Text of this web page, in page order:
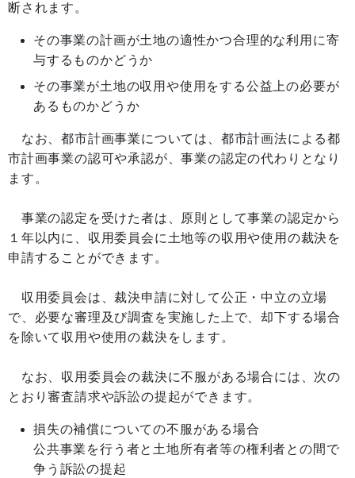
断されます。
その事業の計画が土地の適性かつ合理的な利用に寄
与するものかどうか
その事業が土地の収用や使用をする公益上の必要が
あるものかどうか
なお、都市計画事業については、都市計画法による都
市計画事業の認可や承認が、事業の認定の代わりとなり
ます。
事業の認定を受けた者は、原則として事業の認定から
１年以内に、収用委員会に土地等の収用や使用の裁決を
申請することができます。
収用委員会は、裁決申請に対して公正・中立の立場
で、必要な審理及び調査を実施した上で、却下する場合
を除いて収用や使用の裁決をします。
なお、収用委員会の裁決に不服がある場合には、次の
とおり審査請求や訴訟の提起ができます。
損失の補償についての不服がある場合
公共事業を行う者と土地所有者等の権利者との間で
争う訴訟の提起